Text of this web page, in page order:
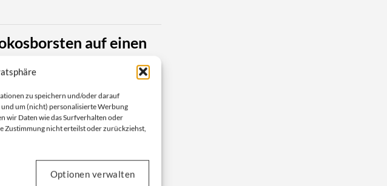
zu speichern und/oder darauf
um (nicht) personalisierte Werbung
wir Daten wie das Surfverhalten oder
Zustimmung nicht erteilst oder zurückziehst,
Optionen verwalten
auf einen
Außenbereiche